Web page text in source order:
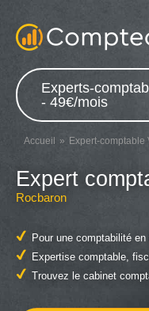
Experts-
- 49€/mois
Accueil Expert-comptable
Expert
Rocbaron
Pour une comptabilité
Expertise comptable,
Trouvez le cabinet